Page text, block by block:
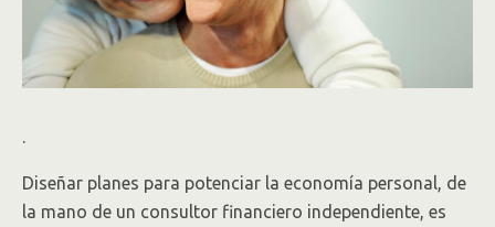
.
Diseñar planes para potenciar la economía personal, de
la mano de un consultor financiero independiente, es